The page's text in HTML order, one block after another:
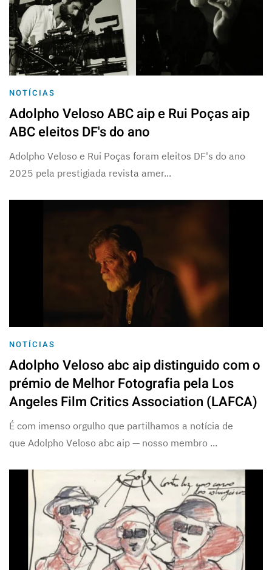
NOTÍCIAS
Adolpho Veloso ABC aip e Rui Poças aip
ABC eleitos DF's do ano
Adolpho Veloso e Rui Poças foram eleitos DF's do ano
2025 pela prestigiada revista amer...
NOTÍCIAS
Adolpho Veloso abc aip distinguido com o
prémio de Melhor Fotografia pela Los
Angeles Film Critics Association (LAFCA)
É com imenso orgulho que partilhamos a notícia de
que Adolpho Veloso abc aip — nosso membro ...